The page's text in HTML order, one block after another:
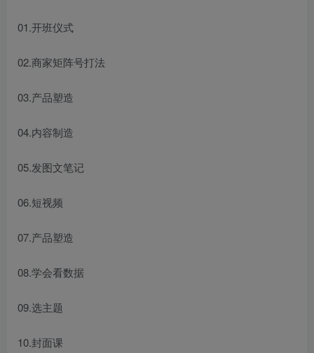
01.开班仪式
02.商家矩阵号打法
03.产品塑造
04.内容制造
05.发图文笔记
06.短视频
07.产品塑造
08.学会看数据
09.选主题
10.封面课